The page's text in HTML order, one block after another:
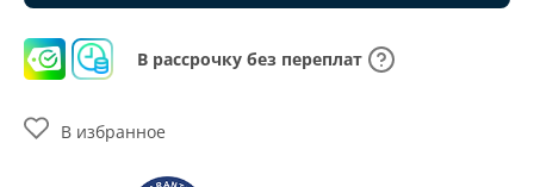
В рассрочку без переплат
В избранное